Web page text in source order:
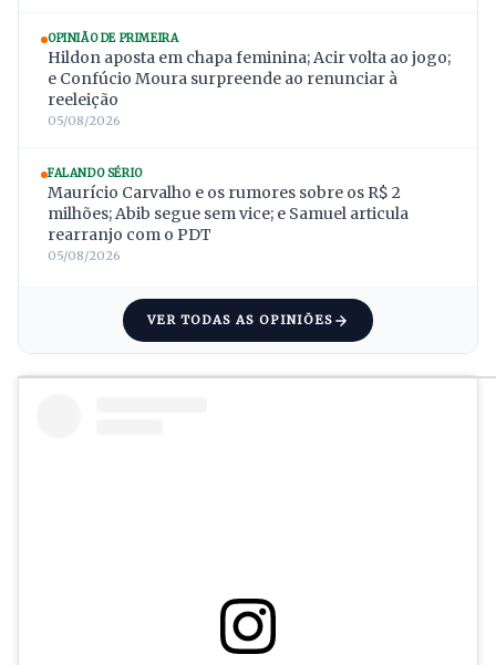
OPINIÃO DE PRIMEIRA
Hildon aposta em chapa feminina; Acir volta ao jogo;
e Confúcio Moura surpreende ao renunciar à
reeleição
05/08/2026
FALANDO SÉRIO
Maurício Carvalho e os rumores sobre os R$ 2
milhões; Abib segue sem vice; e Samuel articula
rearranjo com o PDT
05/08/2026
VER TODAS AS OPINIÕES